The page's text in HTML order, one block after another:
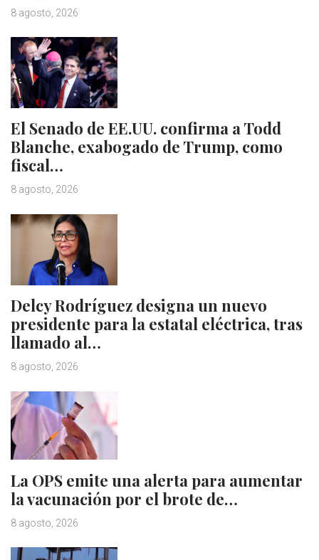
8 agosto, 2026
El Senado de EE.UU. confirma a Todd
Blanche, exabogado de Trump, como
fiscal…
8 agosto, 2026
Delcy Rodríguez designa un nuevo
presidente para la estatal eléctrica, tras
llamado al…
8 agosto, 2026
La OPS emite una alerta para aumentar
la vacunación por el brote de…
8 agosto, 2026